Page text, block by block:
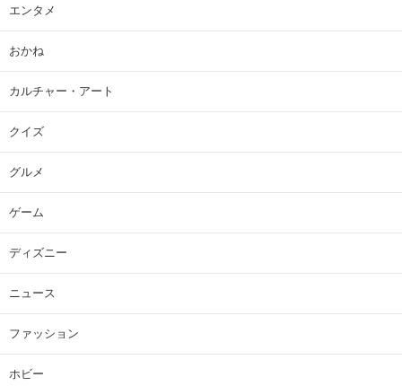
エンタメ
おかね
カルチャー・アート
クイズ
グルメ
ゲーム
ディズニー
ニュース
ファッション
ホビー